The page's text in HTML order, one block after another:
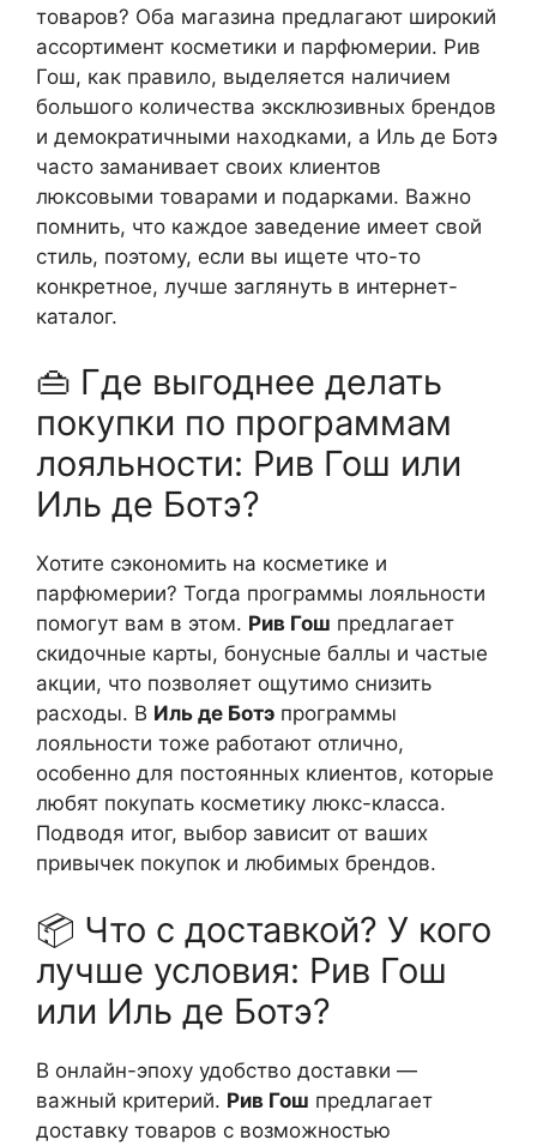
товаров? Оба магазина предлагают широкий
ассортимент косметики и парфюмерии. Рив
Гош, как правило, выделяется наличием
большого количества эксклюзивных брендов
и демократичными находками, а Иль де Ботэ
часто заманивает своих клиентов
люксовыми товарами и подарками. Важно
помнить, что каждое заведение имеет свой
стиль, поэтому, если вы ищете что-то
конкретное, лучше заглянуть в интернет-
каталог.
👜 Где выгоднее делать
покупки по программам
лояльности: Рив Гош или
Иль де Ботэ?
Хотите сэкономить на косметике и
парфюмерии? Тогда программы лояльности
помогут вам в этом. Рив Гош предлагает
скидочные карты, бонусные баллы и частые
акции, что позволяет ощутимо снизить
расходы. В Иль де Ботэ программы
лояльности тоже работают отлично,
особенно для постоянных клиентов, которые
любят покупать косметику люкс-класса.
Подводя итог, выбор зависит от ваших
привычек покупок и любимых брендов.
📦 Что с доставкой? У кого
лучше условия: Рив Гош
или Иль де Ботэ?
В онлайн-эпоху удобство доставки —
важный критерий. Рив Гош предлагает
доставку товаров с возможностью